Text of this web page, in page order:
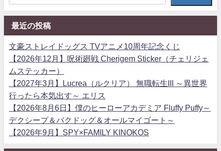
最近の投稿
文豪ストレイドッグス TVアニメ10周年記念くじ
【2026年12月】呪術廻戦 Cherigem Sticker（チェリジェ
ムステッカー）
【2027年3月】Lucrea（ルクリア） 無職転生III ～異世界
行ったら本気出す～ エリス
【2026年8月6日】僕のヒーローアカデミア Fluffy Puffy～
デクシープ＆バクドッグ＆オールマイゴート～
【2026年9月】SPY×FAMILY KINOKOS